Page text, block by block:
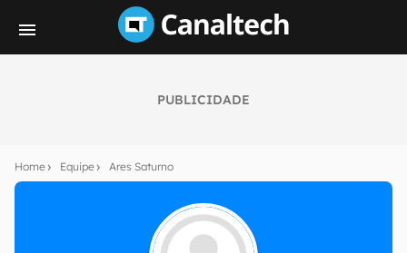
PUBLICIDADE
Home Equipe Ares Saturno